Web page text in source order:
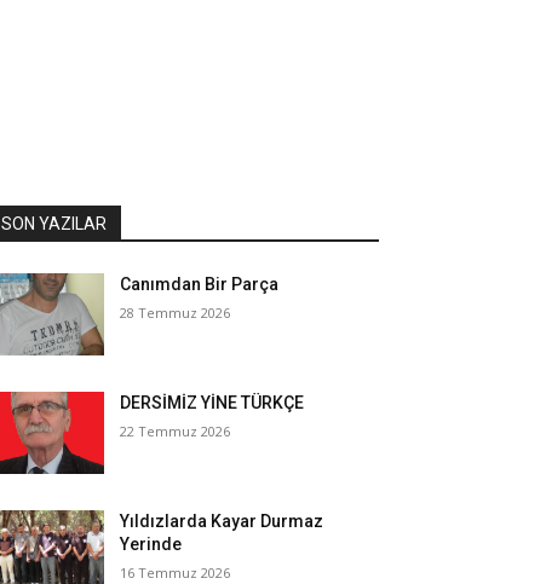
SON YAZILAR
Canımdan Bir Parça
28 Temmuz 2026
DERSİMİZ YİNE TÜRKÇE
22 Temmuz 2026
Yıldızlarda Kayar Durmaz
Yerinde
16 Temmuz 2026